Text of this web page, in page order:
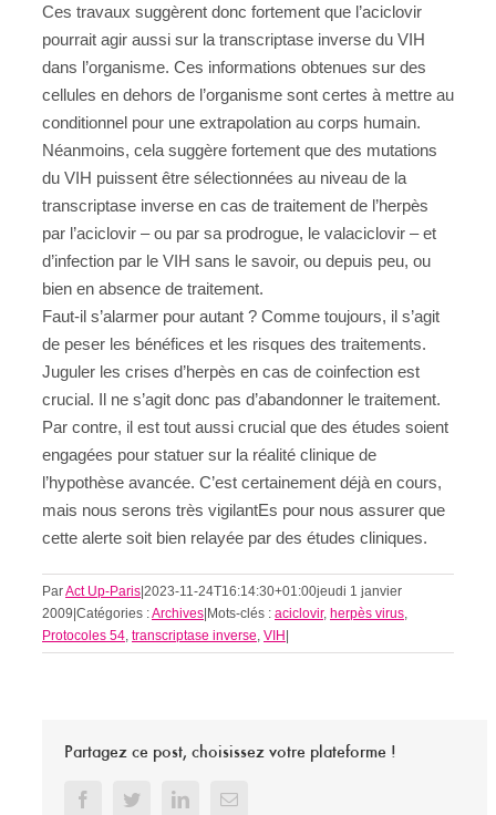
Ces travaux suggèrent donc fortement que l’aciclovir
pourrait agir aussi sur la transcriptase inverse du VIH
dans l’organisme. Ces informations obtenues sur des
cellules en dehors de l’organisme sont certes à mettre au
conditionnel pour une extrapolation au corps humain.
Néanmoins, cela suggère fortement que des mutations
du VIH puissent être sélectionnées au niveau de la
transcriptase inverse en cas de traitement de l’herpès
par l’aciclovir – ou par sa prodrogue, le valaciclovir – et
d’infection par le VIH sans le savoir, ou depuis peu, ou
bien en absence de traitement.
Faut-il s’alarmer pour autant ? Comme toujours, il s’agit
de peser les bénéfices et les risques des traitements.
Juguler les crises d’herpès en cas de coinfection est
crucial. Il ne s’agit donc pas d’abandonner le traitement.
Par contre, il est tout aussi crucial que des études soient
engagées pour statuer sur la réalité clinique de
l’hypothèse avancée. C’est certainement déjà en cours,
mais nous serons très vigilantEs pour nous assurer que
cette alerte soit bien relayée par des études cliniques.
ParAct Up-Paris|2023-11-24T16:14:30+01:00jeudi 1 janvier
2009|Catégories :Archives|Mots-clés : aciclovir, herpès virus
Protocoles 54 transcriptase inverse VIH|
Partagez ce post, choisissez votre plateforme !
FacebookTwitterLinkedInEmail